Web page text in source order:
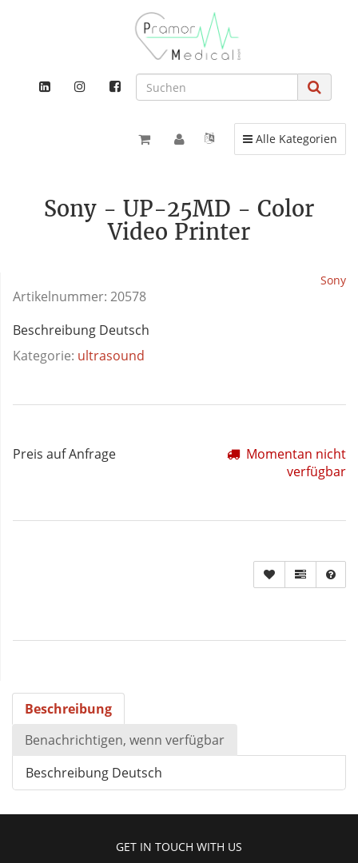
Toggle navigation
Alle Kategorien
Sony - UP-25MD - Color
Video Printer
Sony
Artikelnummer: 20578
Beschreibung Deutsch
Kategorie: ultrasound
Preis auf Anfrage
Momentan nicht
verfügbar
Beschreibung
Benachrichtigen, wenn verfügbar
Beschreibung Deutsch
GET IN TOUCH WITH US